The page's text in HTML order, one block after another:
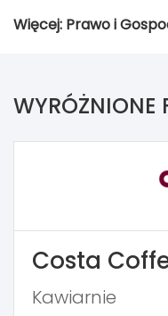
Więcej: Prawo i
WYRÓŻNIONE
Costa
Kawiarnie